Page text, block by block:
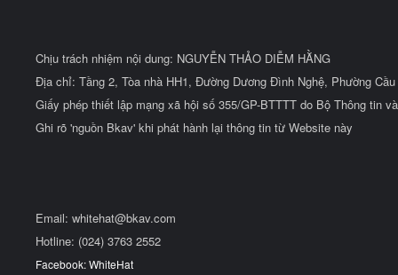
Chịu trách nhiệm nội dung: NGUYỄN THẢO DIỄM HẰNG
Địa chỉ: Tầng 2, Tòa nhà HH1, Đường Dương Đình Nghệ, Phường
Giấy phép thiết lập mạng xã hội số 355/GP-BTTTT do Bộ Thông tin
Ghi rõ 'nguồn Bkav' khi phát hành lại thông tin từ Website này
Email: whitehat@bkav.com
Hotline: (024) 3763 2552
Facebook: WhiteHat